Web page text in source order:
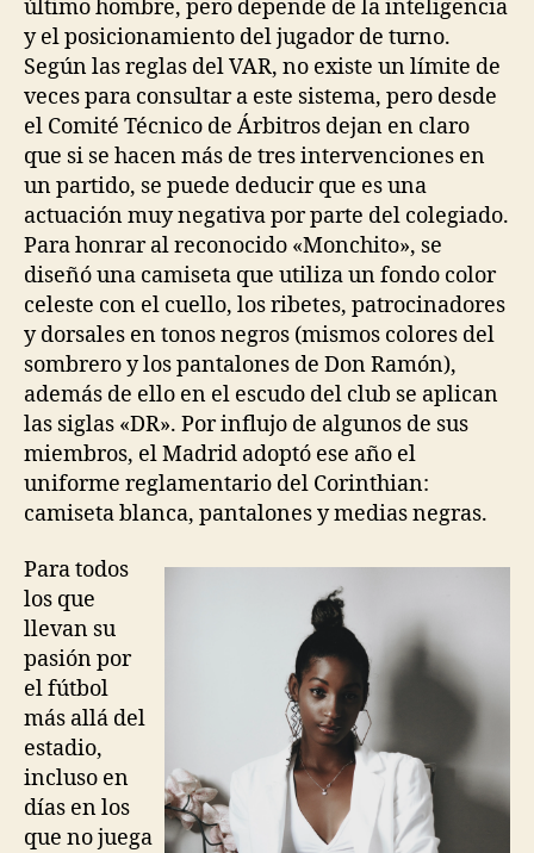
último hombre, pero depende de la inteligencia
y el posicionamiento del jugador de turno.
Según las reglas del VAR, no existe un límite de
veces para consultar a este sistema, pero desde
el Comité Técnico de Árbitros dejan en claro
que si se hacen más de tres intervenciones en
un partido, se puede deducir que es una
actuación muy negativa por parte del colegiado.
Para honrar al reconocido «Monchito», se
diseñó una camiseta que utiliza un fondo color
celeste con el cuello, los ribetes, patrocinadores
y dorsales en tonos negros (mismos colores del
sombrero y los pantalones de Don Ramón),
además de ello en el escudo del club se aplican
las siglas «DR». Por influjo de algunos de sus
miembros, el Madrid adoptó ese año el
uniforme reglamentario del Corinthian:
camiseta blanca, pantalones y medias negras.
Para todos
los que
llevan su
pasión por
el fútbol
más allá del
estadio,
incluso en
días en los
que no juega